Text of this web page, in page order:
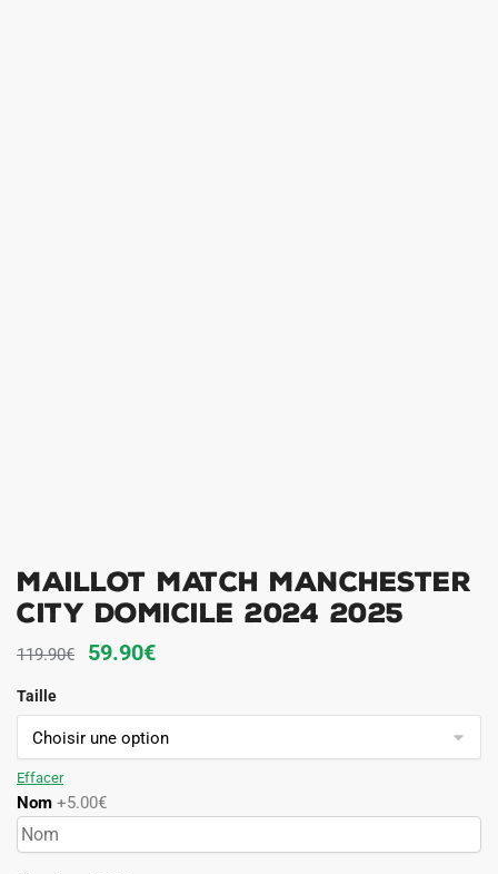
Maillot Match Manchester
City Domicile 2024 2025
119.90€
Le
initial
était :
59.90€Le
actuel
est :
Taille
Effacer
Nom +5.00€